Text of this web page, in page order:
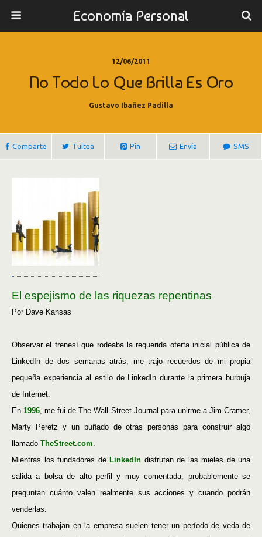
Economía Personal
12/06/2011
No Todo Lo Que Brilla Es Oro
Gustavo Ibañez Padilla
Comparte Tuitea Pin Envía SMS
El espejismo de las riquezas repentinas
Por Dave Kansas
Observar el frenesí que rodeaba la requerida oferta inicial pública de
LinkedIn de dos semanas atrás, me trajo recuerdos de mi propia
pequeña experiencia al estilo de LinkedIn durante la primera burbuja
de Internet.
En1996, me fui de The Wall Street Journal para unirme a Jim Cramer,
Marty Peretz y un puñado de otras personas para construir algo
llamado TheStreet.com.
Mientras los fundadores de LinkedIn disfrutan de las mieles de una
salida a bolsa de alto perfil y muy comentada, probablemente se
preguntan cuánto valen realmente sus acciones y cuando podrán
venderlas.
Quienes trabajan en la empresa suelen tener un período de veda de